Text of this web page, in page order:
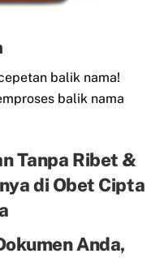
balik nama!
balik nama
Tanpa Ribet &
di Obet Cipta
Anda,